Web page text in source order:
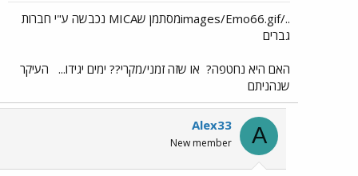
../images/Emo66.gifמסתמן שMICA נכבשה ע"י חברות
גברים
האם היא נחטפה? או שזה זמני/מקרי?? ימים יגידו...
העיקר
שנהניתם
A
Alex33
New member